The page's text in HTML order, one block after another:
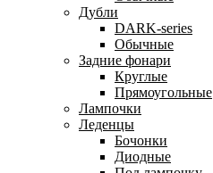
Дубли
DARK-series
Обычные
Задние фонари
Круглые
Прямоугольные
Лампочки
Леденцы
Бочонки
Диодные